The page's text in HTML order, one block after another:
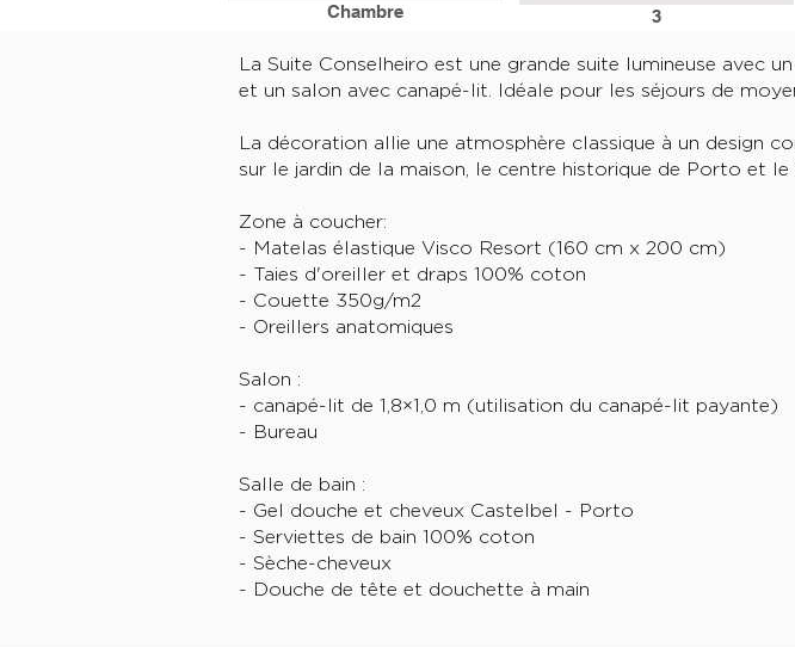
Chambre
3
La Suite Conselheiro est une grande suite lumineuse avec
et un salon avec canapé-lit. Idéale pour les séjours de
La décoration allie une atmosphère classique à un design
sur le jardin de la maison, le centre historique de Porto et
Zone à coucher:
- Matelas élastique Visco Resort (160 cm x 200 cm)
- Taies d'oreiller et draps 100% coton
- Couette 350g/m2
- Oreillers anatomiques
Salon :
- canapé-lit de 1,8×1,0 m (utilisation du canapé-lit payante)
- Bureau
Salle de bain :
- Gel douche et cheveux Castelbel - Porto
- Serviettes de bain 100% coton
- Sèche-cheveux
- Douche de tête et douchette à main